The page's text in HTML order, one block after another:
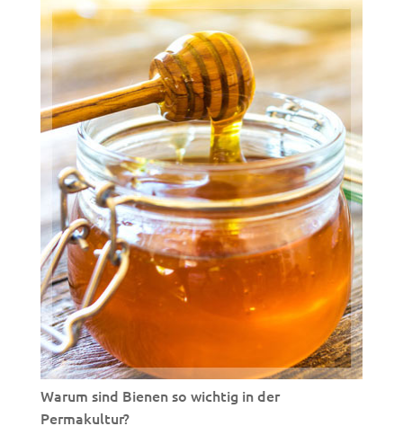
Warum sind Bienen so wichtig in der
Permakultur?